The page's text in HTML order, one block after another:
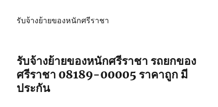
รับจ้างย้ายของหนักศรีราชา
รับจ้างย้ายของหนักศรีราชา รถยกของ
ศรีราชา 08189-00005 ราคาถูก มี
ประกัน